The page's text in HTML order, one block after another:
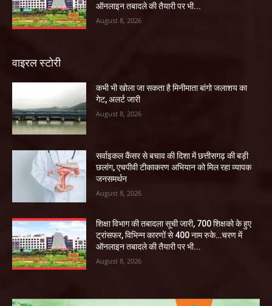
ऑनलाइन तबादले की तैयारी पर भी...
August 8, 2026
वाइरल स्टोरी
कभी भी खोला जा सकता है मिनीमाता बांगो जलाशय का
गेट, अलर्ट जारी
August 8, 2026
सर्वाइकल कैंसर से बचाव की दिशा में छत्तीसगढ़ की बड़ी
छलांग, एचपीवी टीकाकरण अभियान को मिल रहा व्यापक
जनसमर्थन
August 8, 2026
शिक्षा विभाग की तबादला सूची जारी, 700 शिक्षको के हुए
ट्रांसफर, विभिन्न कारणों से 400 नाम रुके…चरण में
ऑनलाइन तबादले की तैयारी पर भी...
August 8, 2026